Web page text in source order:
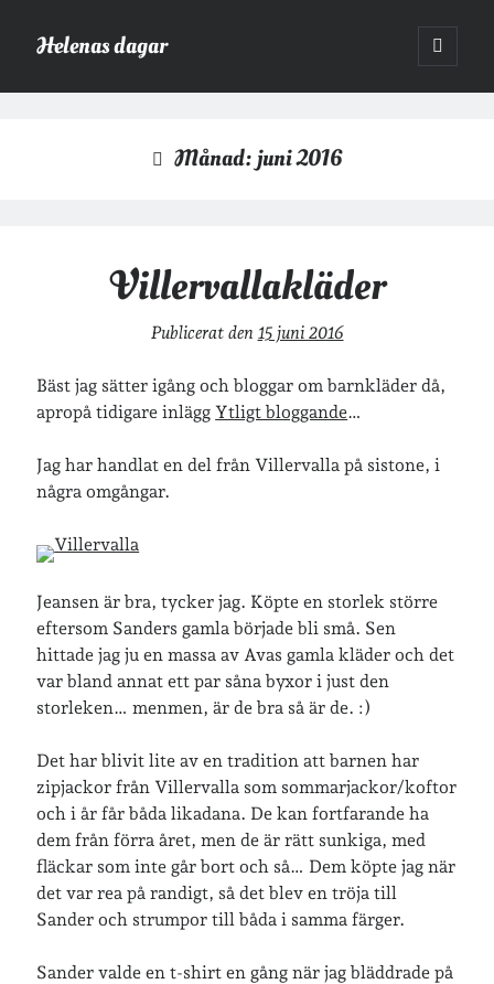
Helenas dagar
öppna
primär
Sidopanel
Jag heter Helena och är mamma till Ava och Sander, fru till Jonas
och frontendutvecklare på Tieto. Jag tycker om läsande, skrivande,
» Om lösenordsskyddade inlägg
Senaste inläggen
Sista semesterveckan
Från Hälleforsnäs till Katrineholm på Sörmlandsleden
Nu är jag 46 år
Två veckor på Öland
Jonas 47 år!
Senaste kommentarer
Karinom Vålådalsfyrkanten 2024
Maria omVår bröllopsdikt
Fredrik D omLäste i Språktidningen om SÖ-stilen…
AndrewomSöder runt 2023
Mandalorian, vandring och sommarväder – Helenas dagarom
Månad:juni 2016
Villervallakläder
Publicerat den 15 juni 2016
Bäst jag sätter igång och bloggar om barnkläder då,
apropå tidigare inläggYtligt bloggande…
Jag har handlat en del från Villervalla på sistone, i
några omgångar.
Jeansen är bra, tycker jag. Köpte en storlek större
eftersom Sanders gamla började bli små. Sen
hittade jag ju en massa av Avas gamla kläder och det
var bland annat ett par såna byxor i just den
storleken… menmen, är de bra så är de. :)
Det har blivit lite av en tradition att barnen har
zipjackor från Villervalla som sommarjackor/koftor
och i år får båda likadana. De kan fortfarande ha
dem från förra året, men de är rätt sunkiga, med
fläckar som inte går bort och så… Dem köpte jag när
det var rea på randigt, så det blev en tröja till
Sander och strumpor till båda i samma färger.
Sander valde en t-shirt en gång när jag bläddrade på